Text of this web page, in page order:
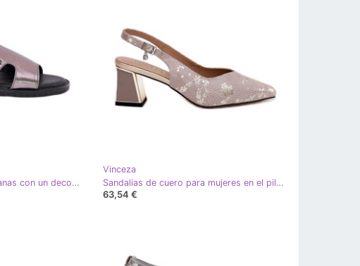
Sandalias de mujeres planas con un decorativo Vinceza 17378 Detalles de plata
Vinceza
Sandalias de cuero para mujeres en el pilar con herramientas de nariz alta Vinceza 66733 Oro y plata
63,54 €